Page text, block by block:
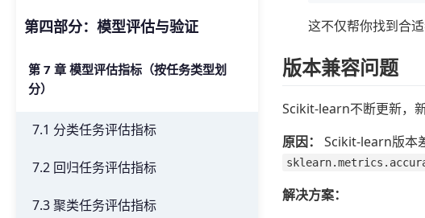
第四部分：模型评估与验证
第 7 章 模型评估指标（按任务类型划
分）
7.1 分类任务评估指标
7.2 回归任务评估指标
7.3 聚类任务评估指标
这不仅帮你找到合
版本兼容问题
Scikit-learn不断更新，
原因：
Scikit-learn版本
解决方案：